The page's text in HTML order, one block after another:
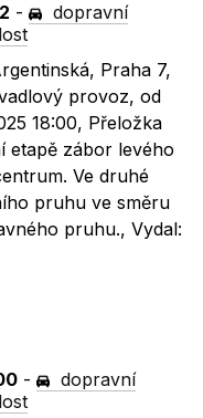
-
dopravní
Praha 7,
provoz, od
18:00, Přeložka
etapě zábor levého
Ve druhé
pruhu ve směru
pruhu., Vydal:
-
dopravní